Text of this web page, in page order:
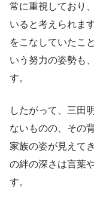
常に重視しており
いると考えられま
をこなしていたこ
いう努力の姿勢も
す。
したがって、三田
ないものの、その
家族の姿が見えて
の絆の深さは言葉
す。